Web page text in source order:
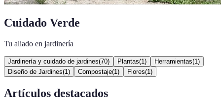
Cuidado Verde
Tu aliado en jardinería
Jardinería y cuidado de jardines(70) Plantas(1 ) Herramientas(1 )
Diseño de Jardines(1 ) Compostaje(1 ) Flores(1 )
Artículos destacados